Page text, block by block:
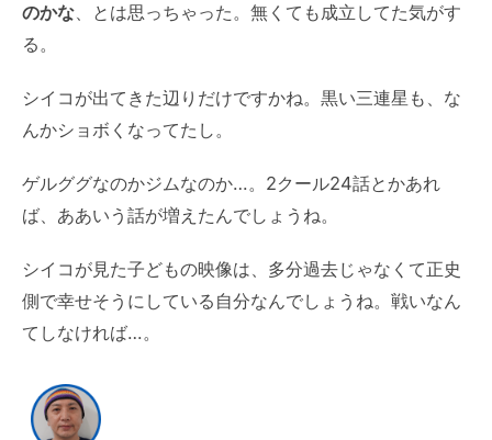
のかな、とは思っちゃった。無くても成立してた気がす
る。
シイコが出てきた辺りだけですかね。黒い三連星も、な
んかショボくなってたし。
ゲルググなのかジムなのか…。2クール24話とかあれ
ば、ああいう話が増えたんでしょうね。
シイコが見た子どもの映像は、多分過去じゃなくて正史
側で幸せそうにしている自分なんでしょうね。戦いなん
てしなければ…。